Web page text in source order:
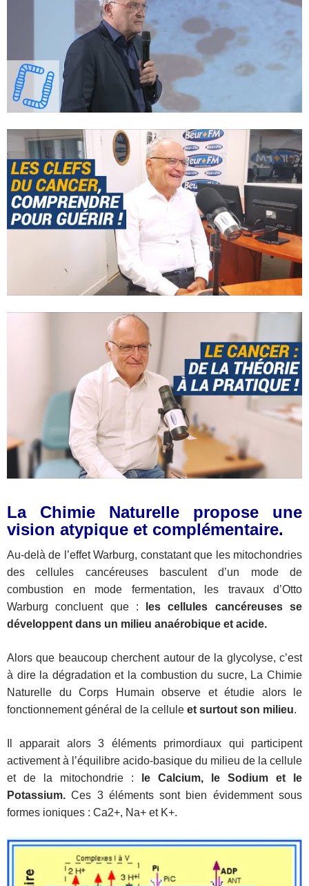
La Chimie Naturelle propose une
vision atypique et complémentaire.
Au-delà de l’effet Warburg, constatant que les mitochondries
des cellules cancéreuses basculent d’un mode de
combustion en mode fermentation, les travaux d’Otto
Warburg concluent que : les cellules cancéreuses se
développent dans un milieu anaérobique et acide.
Alors que beaucoup cherchent autour de la glycolyse, c’est
à dire la dégradation et la combustion du sucre, La Chimie
Naturelle du Corps Humain observe et étudie alors le
fonctionnement général de la cellule et surtout son milieu.
Il apparait alors 3 éléments primordiaux qui participent
activement à l’équilibre acido-basique du milieu de la cellule
et de la mitochondrie :
le Calcium, le Sodium et le
Potassium.Ces 3 éléments sont bien évidemment sous
formes ioniques : Ca2+, Na+ et K+.